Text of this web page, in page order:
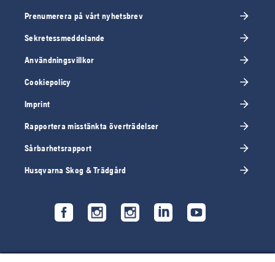
Prenumerera på vårt nyhetsbrev
Sekretessmeddelande
Användningsvillkor
Cookiepolicy
Imprint
Rapportera misstänkta överträdelser
Sårbarhetsrapport
Husqvarna Skog & Trädgård